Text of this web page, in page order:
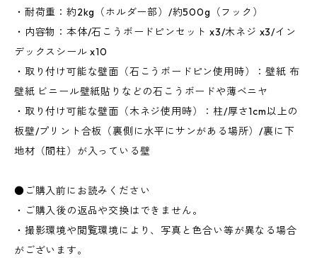
・耐荷重：約2kg（ホルダー部）/約500g（フック）
・内容物：本体/石こうボードピンセット x3/木ネジ x3/イン
デックスシール x10
・取り付け可能な壁面（石こうボードピン使用時）：壁紙 布
壁紙 ビニール壁紙貼りなどの石こうボードや薄ベニヤ
・取り付け可能な壁面（木ネジ使用時）：柱/厚さ1cm以上の
板壁/プリント合板（裏側に水平にサンがある場所）/裏に下
地材（間柱）が入っている壁
●ご購入前にお読みください
・ご購入後の返品や交換はできません。
・撮影環境や閲覧環境により、写真と色合い等が異なる場合
がございます。